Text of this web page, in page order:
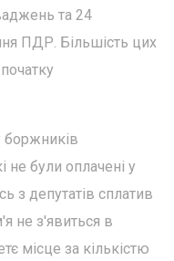
та 24
ПДР. Більшість цих
боржників
не були оплачені у
з депутатів сплатив
не з'явиться в
місце за кількістю